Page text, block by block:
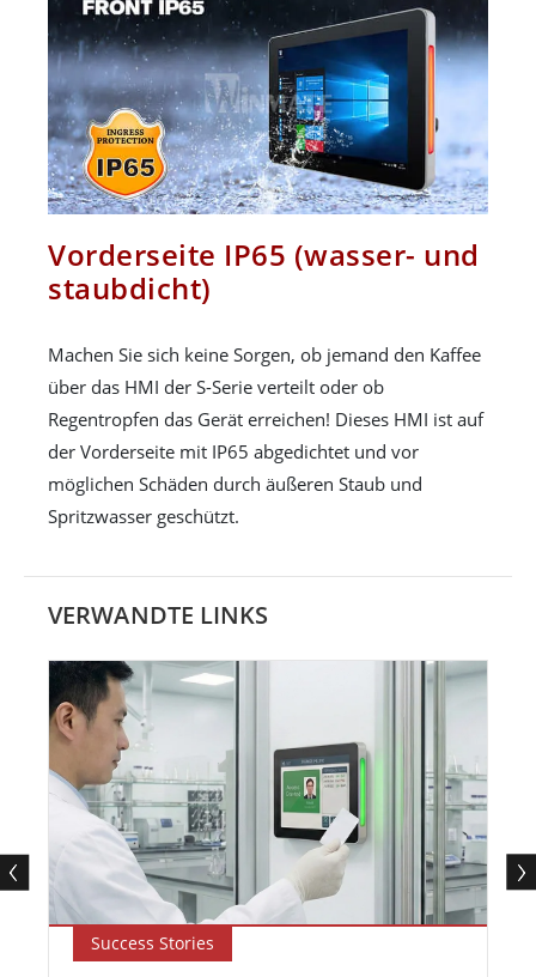
Vorderseite IP65 (wasser- und
staubdicht)
Machen Sie sich keine Sorgen, ob jemand den Kaffee
über das HMI der S-Serie verteilt oder ob
Regentropfen das Gerät erreichen! Dieses HMI ist auf
der Vorderseite mit IP65 abgedichtet und vor
möglichen Schäden durch äußeren Staub und
Spritzwasser geschützt.
VERWANDTE LINKS
Success Stories